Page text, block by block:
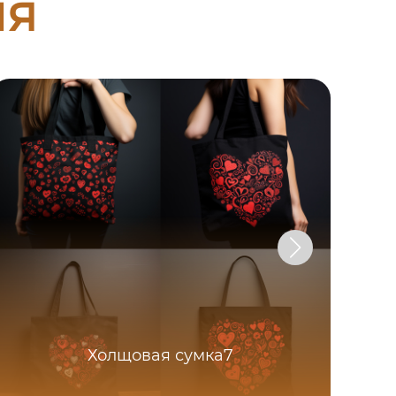
Холщовая сумка7